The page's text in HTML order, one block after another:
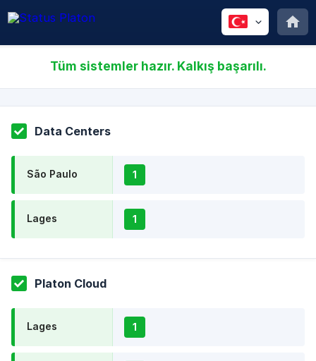
Tüm sistemler hazır. Kalkış başarılı.
Data Centers
São Paulo 1
Lages 1
Platon Cloud
Lages 1